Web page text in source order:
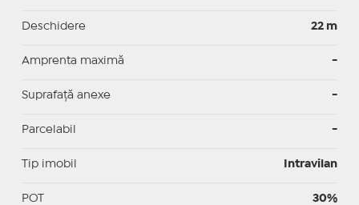
Deschidere 22 m
Amprenta maximă -
Suprafață anexe -
Parcelabil -
Tip imobil Intravilan
POT 30%